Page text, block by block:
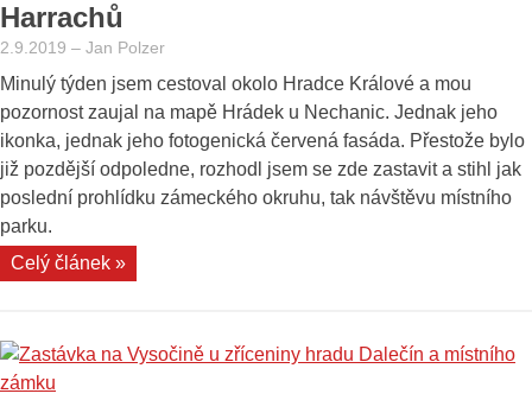
Labe“
Harrachů
2.9.2019 – Jan Polzer
Minulý týden jsem cestoval okolo Hradce Králové a mou
pozornost zaujal na mapě Hrádek u Nechanic. Jednak jeho
ikonka, jednak jeho fotogenická červená fasáda. Přestože bylo
již pozdější odpoledne, rozhodl jsem se zde zastavit a stihl jak
poslední prohlídku zámeckého okruhu, tak návštěvu místního
parku.
Celý článek »„Hrádek
–